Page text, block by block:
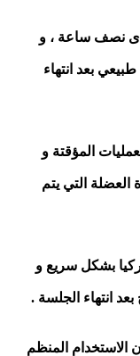
نصف ساعة ، و
بعد انتهاء
المؤقتة و
التي يتم
بشكل سريع و
انتهاء الجلسة .
الاستخدام المنظم